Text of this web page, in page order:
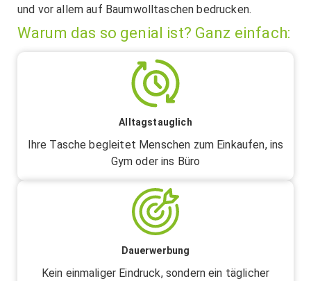
und vor allem auf Baumwolltaschen bedrucken.
Warum das so genial ist? Ganz einfach:
Alltagstauglich
Ihre Tasche begleitet Menschen zum Einkaufen, ins
Gym oder ins Büro
Dauerwerbung
Kein einmaliger Eindruck, sondern ein täglicher